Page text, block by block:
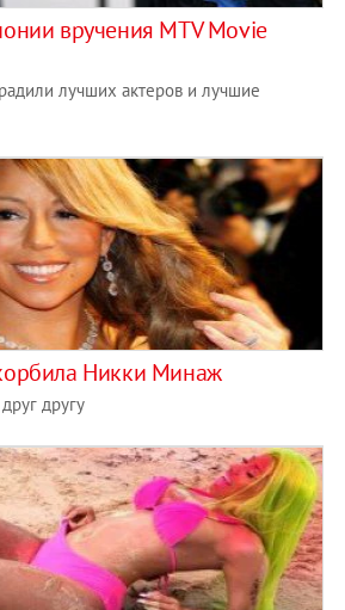
вручения MTV Movie
лучших актеров и лучшие
Никки Минаж
другу